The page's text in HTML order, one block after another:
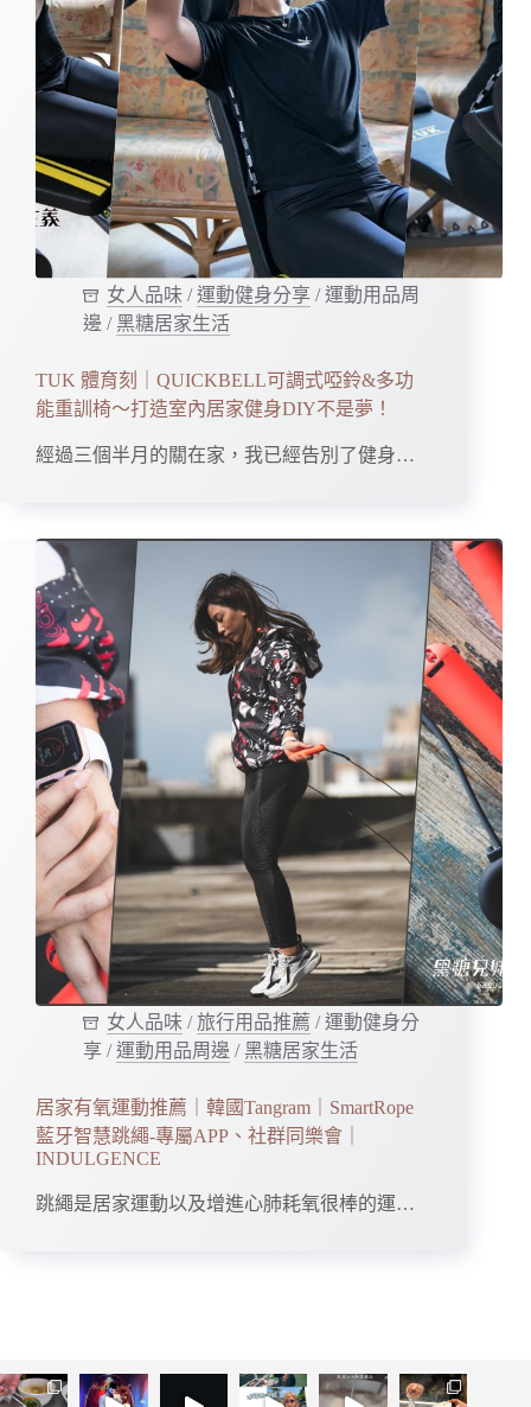
女人品味 /運動健身分享 /運動用品周
邊 / 黑糖居家生活
TUK 體育刻｜QUICKBELL可調式啞鈴&多功
能重訓椅～打造室內居家健身DIY不是夢！
經過三個半月的關在家，我已經告別了健身…
女人品味 /旅行用品推薦 /運動健身分
享 /運動用品周邊 / 黑糖居家生活
居家有氧運動推薦｜韓國Tangram｜SmartRope
藍牙智慧跳繩-專屬APP、社群同樂會｜
INDULGENCE
跳繩是居家運動以及增進心肺耗氧很棒的運…